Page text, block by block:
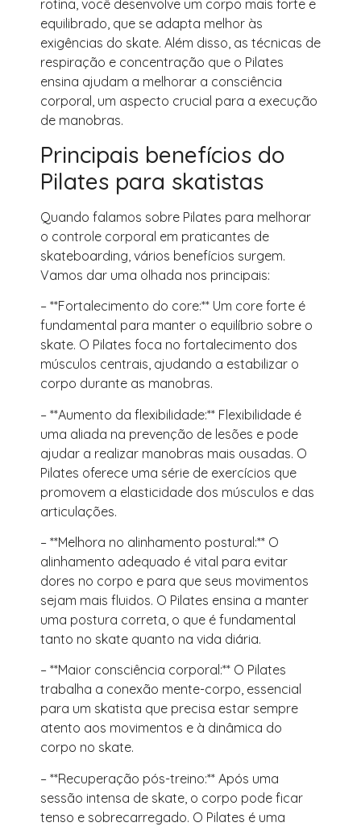
rotina, você desenvolve um corpo mais forte e
equilibrado, que se adapta melhor às
exigências do skate. Além disso, as técnicas de
respiração e concentração que o Pilates
ensina ajudam a melhorar a consciência
corporal, um aspecto crucial para a execução
de manobras.
Principais benefícios do
Pilates para skatistas
Quando falamos sobre Pilates para melhorar
o controle corporal em praticantes de
skateboarding, vários benefícios surgem.
Vamos dar uma olhada nos principais:
– **Fortalecimento do core:** Um core forte é
fundamental para manter o equilíbrio sobre o
skate. O Pilates foca no fortalecimento dos
músculos centrais, ajudando a estabilizar o
corpo durante as manobras.
– **Aumento da flexibilidade:** Flexibilidade é
uma aliada na prevenção de lesões e pode
ajudar a realizar manobras mais ousadas. O
Pilates oferece uma série de exercícios que
promovem a elasticidade dos músculos e das
articulações.
– **Melhora no alinhamento postural:** O
alinhamento adequado é vital para evitar
dores no corpo e para que seus movimentos
sejam mais fluidos. O Pilates ensina a manter
uma postura correta, o que é fundamental
tanto no skate quanto na vida diária.
– **Maior consciência corporal:** O Pilates
trabalha a conexão mente-corpo, essencial
para um skatista que precisa estar sempre
atento aos movimentos e à dinâmica do
corpo no skate.
– **Recuperação pós-treino:** Após uma
sessão intensa de skate, o corpo pode ficar
tenso e sobrecarregado. O Pilates é uma